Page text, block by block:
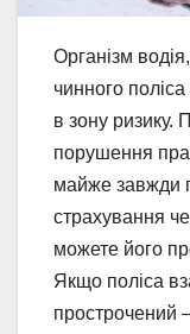
Організм
чинного
в зону ризику.
порушення
майже завжди
страхування
можете його
Якщо поліса
прострочений